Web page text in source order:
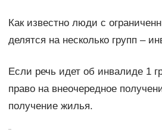
Как известно люди с
делятся на несколько групп –
Если речь идет об инвалиде 1
право на внеочередное
получение жилья.